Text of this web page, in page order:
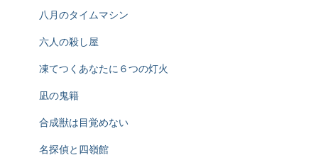
八月のタイムマシン
六人の殺し屋
凍てつくあなたに６つの灯火
凪の鬼籍
合成獣は目覚めない
名探偵と四嶺館